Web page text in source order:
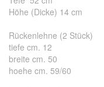
Höhe (Dicke) 14 cm
Rückenlehne (2 Stück)
tiefe cm. 12
breite cm. 50
hoehe cm. 59/60